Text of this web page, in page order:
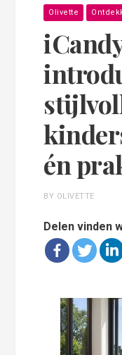
Olivette
én
BY OLIVETTE
Delen vinden